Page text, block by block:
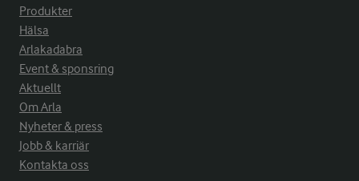
Produkter
Hälsa
Arlakadabra
Event & sponsring
Aktuellt
Om Arla
Nyheter & press
Jobb & karriär
Kontakta oss